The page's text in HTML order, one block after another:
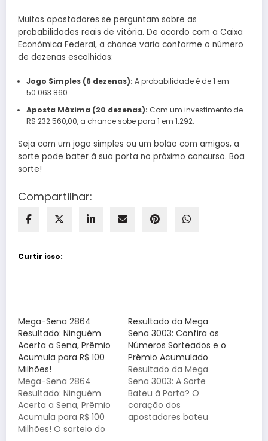
Muitos apostadores se perguntam sobre as
probabilidades reais de vitória. De acordo com a Caixa
Econômica Federal, a chance varia conforme o número
de dezenas escolhidas:
Jogo Simples (6 dezenas): A probabilidade é de 1 em
50.063.860.
Aposta Máxima (20 dezenas): Com um investimento de
R$ 232.560,00, a chance sobe para 1 em 1.292.
Seja com um jogo simples ou um bolão com amigos, a
sorte pode bater à sua porta no próximo concurso. Boa
sorte!
Compartilhar:
Curtir isso:
Mega-Sena 2864
Resultado: Ninguém
Acerta a Sena, Prêmio
Acumula para R$ 100
Milhões!
Mega-Sena 2864
Resultado: Ninguém
Acerta a Sena, Prêmio
Acumula para R$ 100
Milhões! O sorteio do
Resultado da Mega
Sena 3003: Confira os
Números Sorteados e o
Prêmio Acumulado
Resultado da Mega
Sena 3003: A Sorte
Bateu à Porta? O
coração dos
apostadores bateu